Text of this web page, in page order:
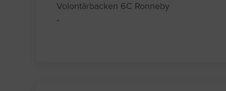
Volontärbacken 6C Ronneby
-